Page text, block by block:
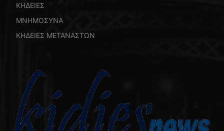
ΚΗΔΕΙΕΣ
ΜΝΗΜΟΣΥΝΑ
ΚΗΔΕΙΕΣ ΜΕΤΑΝΑΣΤΩΝ